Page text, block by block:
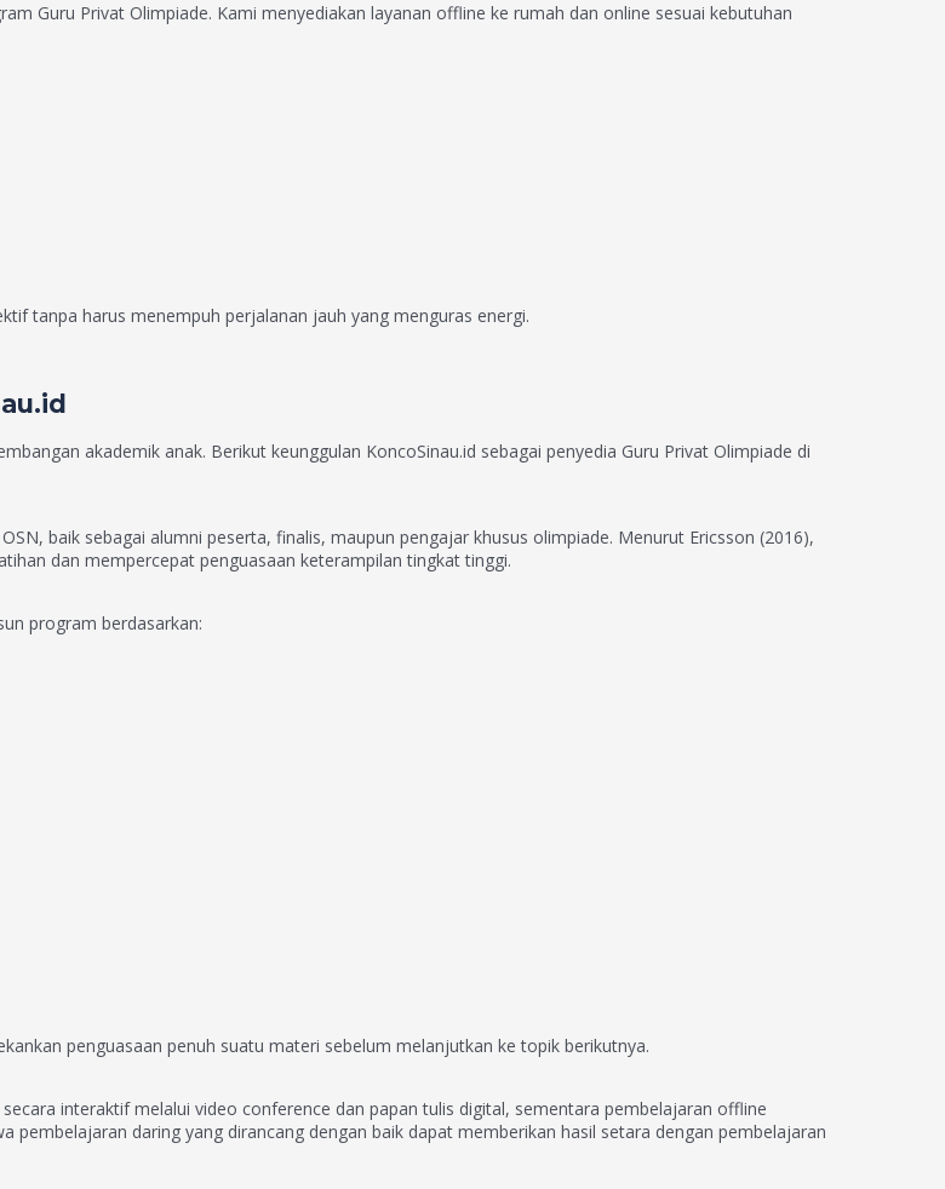
Guru Privat Olimpiade. Kami menyediakan layanan offline ke rumah dan online sesuai kebutuhan
tanpa harus menempuh perjalanan jauh yang menguras energi.
akademik anak. Berikut keunggulan KoncoSinau.id sebagai penyedia Guru Privat Olimpiade di
baik sebagai alumni peserta, finalis, maupun pengajar khusus olimpiade. Menurut Ericsson (2016),
dan mempercepat penguasaan keterampilan tingkat tinggi.
program berdasarkan:
penguasaan penuh suatu materi sebelum melanjutkan ke topik berikutnya.
interaktif melalui video conference dan papan tulis digital, sementara pembelajaran offline
pembelajaran daring yang dirancang dengan baik dapat memberikan hasil setara dengan pembelajaran